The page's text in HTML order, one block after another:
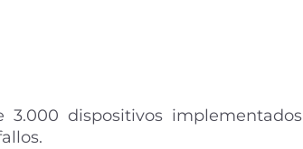
3.000 dispositivos implementados